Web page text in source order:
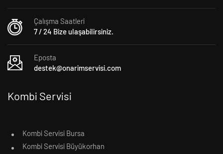
Çalışma Saatleri
7 / 24 Bize ulaşabilirsiniz.
Eposta
destek@onarimservisi.com
Kombi Servisi
Kombi Servisi Bursa
Kombi Servisi Büyükorhan